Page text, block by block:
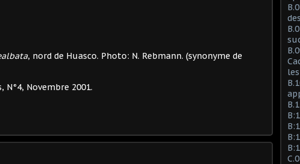
, nord de Huasco. Photo: N. Rebmann. (synonyme de
N°4, Novembre 2001.